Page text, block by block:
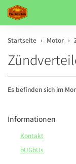
Startseite Motor
Es befinden sich im
Informationen
Kontakt
bUGbUs